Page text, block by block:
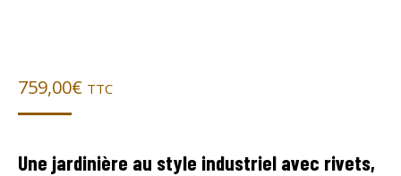
759,00€ TTC
Une jardinière au style industriel avec rivets,